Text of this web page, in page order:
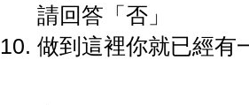
請回答「否」
做到這裡你就已經有